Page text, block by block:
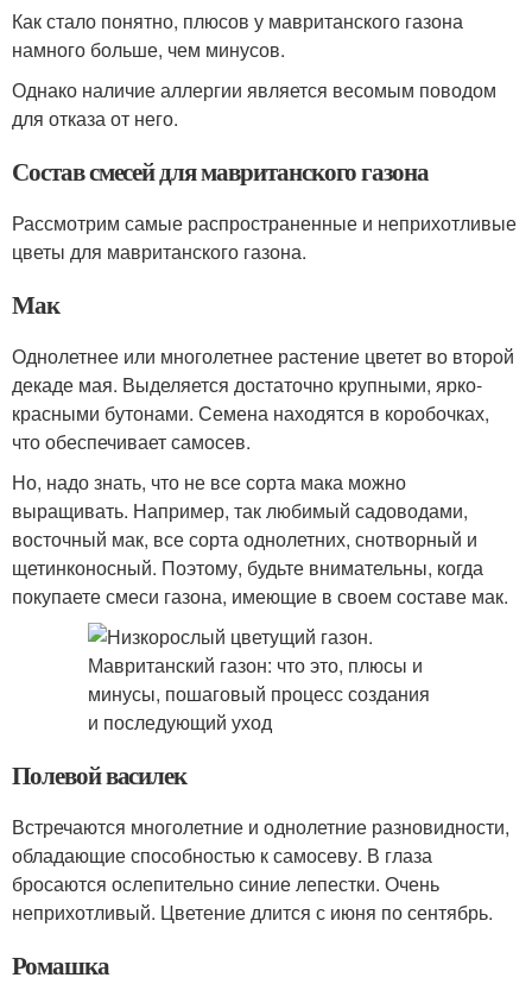
Как стало понятно, плюсов у мавританского газона
намного больше, чем минусов.
Однако наличие аллергии является весомым поводом
для отказа от него.
Состав смесей для мавританского газона
Рассмотрим самые распространенные и неприхотливые
цветы для мавританского газона.
Мак
Однолетнее или многолетнее растение цветет во второй
декаде мая. Выделяется достаточно крупными, ярко-
красными бутонами. Семена находятся в коробочках,
что обеспечивает самосев.
Но, надо знать, что не все сорта мака можно
выращивать. Например, так любимый садоводами,
восточный мак, все сорта однолетних, снотворный и
щетинконосный. Поэтому, будьте внимательны, когда
покупаете смеси газона, имеющие в своем составе мак.
Полевой василек
Встречаются многолетние и однолетние разновидности,
обладающие способностью к самосеву. В глаза
бросаются ослепительно синие лепестки. Очень
неприхотливый. Цветение длится с июня по сентябрь.
Ромашка